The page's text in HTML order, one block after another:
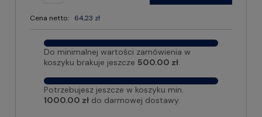
Cena netto: 64,23 zł
Do minimalnej wartości zamówienia w
koszyku brakuje jeszcze 500.00 zł.
Potrzebujesz jeszcze w koszyku min.
1000.00 zł do darmowej dostawy.